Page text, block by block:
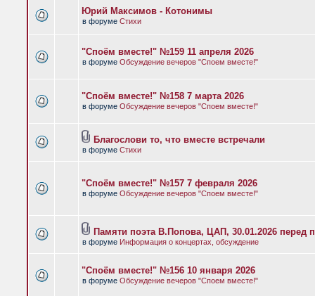
Юрий Максимов - Котонимы
в форуме Стихи
"Споём вместе!" №159 11 апреля 2026
в форуме Обсуждение вечеров "Споем вместе!"
"Споём вместе!" №158 7 марта 2026
в форуме Обсуждение вечеров "Споем вместе!"
Благослови то, что вместе встречали
в форуме Стихи
"Споём вместе!" №157 7 февраля 2026
в форуме Обсуждение вечеров "Споем вместе!"
Памяти поэта В.Попова, ЦАП, 30.01.2026 перед
в форуме Информация о концертах, обсуждение
"Споём вместе!" №156 10 января 2026
в форуме Обсуждение вечеров "Споем вместе!"